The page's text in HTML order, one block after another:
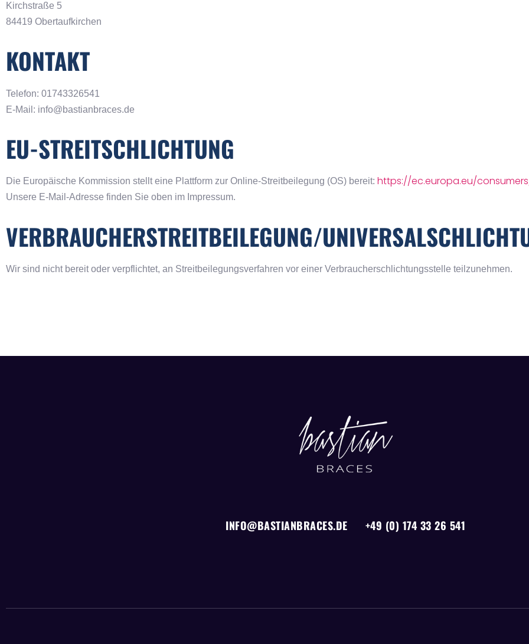
Kirchstraße 5
84419 Obertaufkirchen
KONTAKT
Telefon: 01743326541
E-Mail: info@bastianbraces.de
EU-STREITSCHLICHTUNG
Die Europäische Kommission stellt eine Plattform zur Online-Streitbeilegung (OS) bereit: https://ec.europa.eu/
Unsere E-Mail-Adresse finden Sie oben im Impressum.
VERBRAUCHER­STREIT­BEILEGUNG/
Wir sind nicht bereit oder verpflichtet, an Streitbeilegungsverfahren vor einer Verbraucherschlichtungsstelle teilzunehmen.
INFO@BASTIANBRACES.DE +49 (0) 174 33 26 541